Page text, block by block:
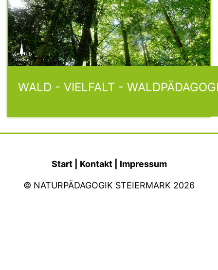
WALD - VIELFALT -
Start| Kontakt| Impressum
© NATURPÄDAGOGIK STEIERMARK 2026